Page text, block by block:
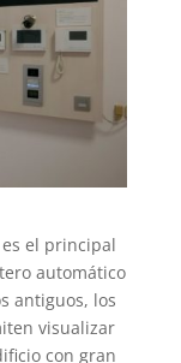
el principal
automático
antiguos, los
visualizar
con gran